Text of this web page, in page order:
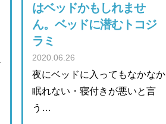
はベッドかもしれませ
ん。ベッドに潜むトコジ
ラミ
2020.06.26
夜にベッドに入ってもなかなか
眠れない・寝付きが悪いと言
う…